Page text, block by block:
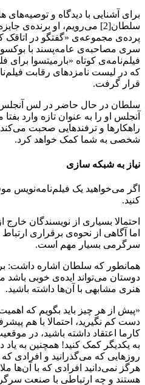
برای آشنایی با دیدگاه و
سلطان[2] می‌رویم، او
سری مصاحبه‌ی عامه‌پسند با
قرار گرفت.
سلطان در حال حاضر در لس
آنجلس او را به عنوان تازه وارد
راهکارها و ترفندهایی صحبت
شخصی به شما کمک خواهد کرد.
نیاز به شبکه سازی
اگر می‌خواهید یک فیلم‌نامه‌نویس
کنید.
احتمالا بسیاری از نویسندگان خارج
اما آگاهی از نحوه‌ی برقراری
سرگرمی بسیار مهم است.
همانطور که سلطان اشاره داشت:
دوستان می‌تواند ایده‌ی خوبی باشد
هنری مشابهی با آن‌ها داشته باشید.
«پیش از هر چیز باید بگویم که
دست کم نگیرید، احتمالا با هم
کارما اعتقاد داشته باشید، در
به یکدیگر کمک کنید! همچنین به
روزهایی که می‌گذرانید و افرادی
هرگز نمی‌دانید افرادی که با آن‌ها
هستند و چه ارتباطی با صنعت